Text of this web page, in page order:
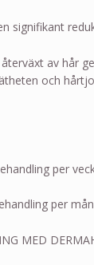
signifikant
av hår
och
per
per
MED